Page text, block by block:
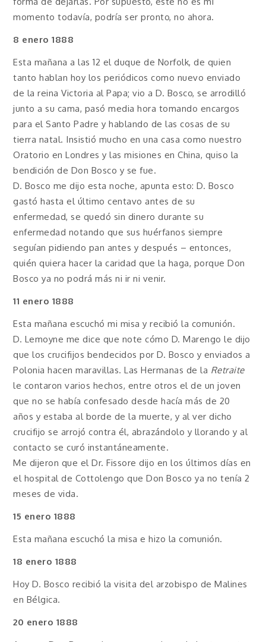
momento todavía, podría ser pronto, no ahora.
8 enero 1888
Esta mañana a las 12 el duque de Norfolk, de quien
tanto hablan hoy los periódicos como nuevo enviado
de la reina Victoria al Papa; vio a D. Bosco, se arrodilló
junto a su cama, pasó media hora tomando encargos
para el Santo Padre y hablando de las cosas de su
tierra natal. Insistió mucho en una casa como nuestro
Oratorio en Londres y las misiones en China, quiso la
bendición de Don Bosco y se fue.
D. Bosco me dijo esta noche, apunta esto: D. Bosco
gastó hasta el último centavo antes de su
enfermedad, se quedó sin dinero durante su
enfermedad notando que sus huérfanos siempre
seguían pidiendo pan antes y después – entonces,
quién quiera hacer la caridad que la haga, porque Don
Bosco ya no podrá más ni ir ni venir.
11 enero 1888
Esta mañana escuchó mi misa y recibió la comunión.
D. Lemoyne me dice que note cómo D. Marengo le dijo
que los crucifijos bendecidos por D. Bosco y enviados a
Polonia hacen maravillas. Las Hermanas de la Retraite
le contaron varios hechos, entre otros el de un joven
que no se había confesado desde hacía más de 20
años y estaba al borde de la muerte, y al ver dicho
crucifijo se arrojó contra él, abrazándolo y llorando y al
contacto se curó instantáneamente.
Me dijeron que el Dr. Fissore dijo en los últimos días en
el hospital de Cottolengo que Don Bosco ya no tenía 2
meses de vida.
15 enero 1888
Esta mañana escuchó la misa e hizo la comunión.
18 enero 1888
Hoy D. Bosco recibió la visita del arzobispo de Malines
en Bélgica.
20 enero 1888